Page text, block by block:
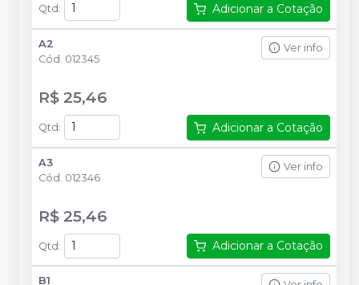
Qtd : Adicionar a Cotação
A2
Cód. 012345
Ver info
R$ 25,46
Qtd : Adicionar a Cotação
A3
Cód. 012346
Ver info
R$ 25,46
Qtd: Adicionar a Cotação
B1